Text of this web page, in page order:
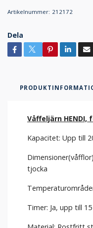
Artikelnummer: 212172
Dela
Våffeljärn
Kapacitet: Upp till
tjocka
Timer: Ja, upp till